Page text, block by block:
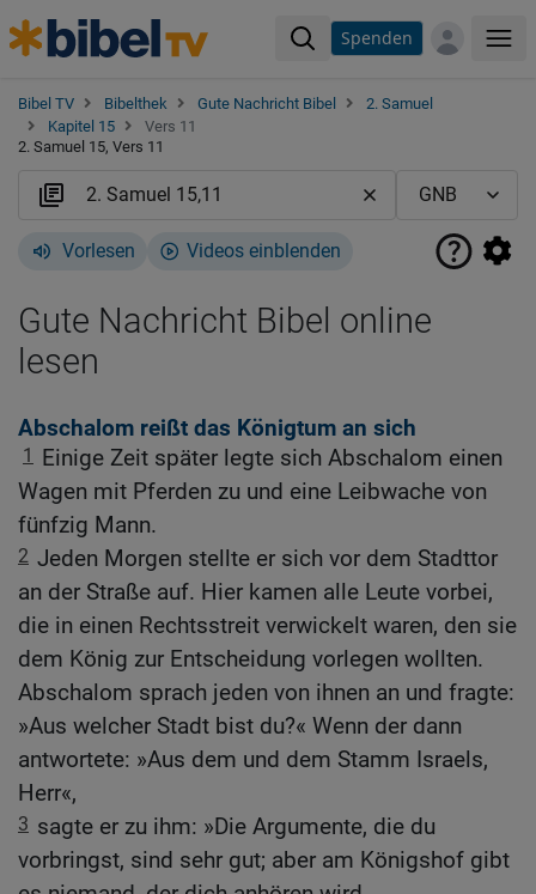
Spenden
Bibel TV Bibelthek Gute Nachricht Bibel
2. Samuel
Kapitel 15
Vers 11
2. Samuel 15, Vers 11
Vorlesen Videos einblenden
Gute Nachricht Bibel online
lesen
Abschalom reißt das Königtum an sich
1
Einige Zeit später legte sich Abschalom einen
Wagen mit Pferden zu und eine Leibwache von
fünfzig Mann.
2 Jeden Morgen stellte er sich vor dem Stadttor
an der Straße auf. Hier kamen alle Leute vorbei,
die in einen Rechtsstreit verwickelt waren, den sie
dem König zur Entscheidung vorlegen wollten.
Abschalom sprach jeden von ihnen an und fragte:
»Aus welcher Stadt bist du?« Wenn der dann
antwortete: »Aus dem und dem Stamm Israels,
Herr«,
3 sagte er zu ihm: »Die Argumente, die du
vorbringst, sind sehr gut; aber am Königshof gibt